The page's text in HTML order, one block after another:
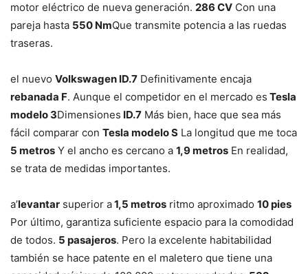
motor eléctrico de nueva generación. 286 CV Con una
pareja hasta 550 NmQue transmite potencia a las ruedas
traseras.
el nuevo Volkswagen ID.7 Definitivamente encaja
rebanada F. Aunque el competidor en el mercado es Tesla
modelo 3Dimensiones ID.7 Más bien, hace que sea más
fácil comparar con Tesla modelo S La longitud que me toca
5 metros Y el ancho es cercano a 1,9 metros En realidad,
se trata de medidas importantes.
a’levantar superior a1,5 metros ritmo aproximado 10 pies
Por último, garantiza suficiente espacio para la comodidad
de todos. 5 pasajeros. Pero la excelente habitabilidad
también se hace patente en el maletero que tiene una